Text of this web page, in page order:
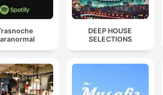
DEEP HOUSE
SELECTIONS